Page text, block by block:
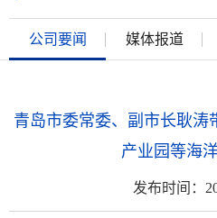
公司要闻 媒体报道
青岛市委常委、副市长耿涛
产业园等海
发布时间：